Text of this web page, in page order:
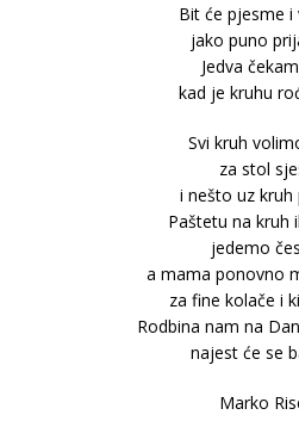
Bit će pjesme i
jako puno
Jedva
kad je kruhu
Svi kruh
za stol
i nešto uz kruh
Paštetu na kruh
jedemo
a mama ponovno
za fine kolače i
Rodbina nam na
najest će se
Marko